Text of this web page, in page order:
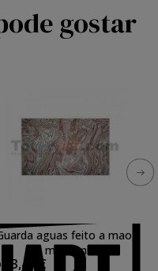
gostar
aguas feito a mao,
marrom
3,45 €